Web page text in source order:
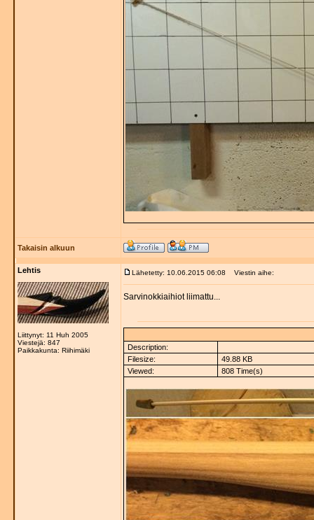
Takaisin alkuun
Lehtis
Liittynyt: 11 Huh 2005
Viestejä: 847
Paikkakunta: Riihimäki
Lähetetty: 10.06.2015 06:08 Viestin aihe:
Sarvinokkiaihiot liimattu...
Description:
Filesize:
49.88 KB
Viewed:
808 Time(s)